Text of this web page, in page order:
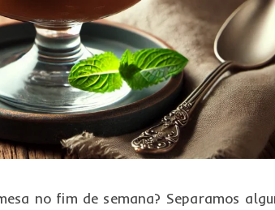
no fim de semana? Separamos